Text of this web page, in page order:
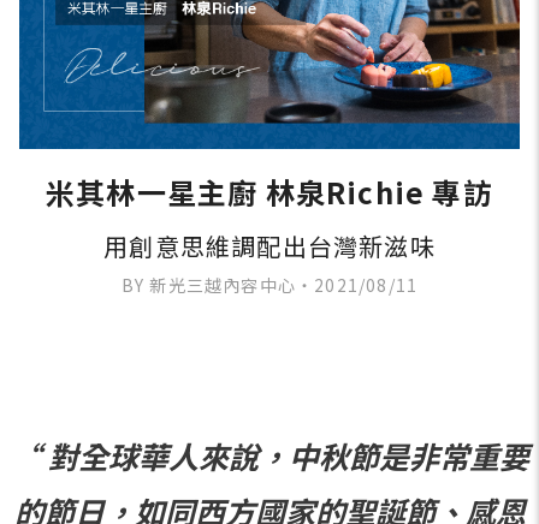
米其林一星主廚 林泉Richie 專訪
用創意思維調配出台灣新滋味
BY 新光三越內容中心・2021/08/11
“ 對全球華人來說，中秋節是非常重要
的節日，如同西方國家的聖誕節、感恩